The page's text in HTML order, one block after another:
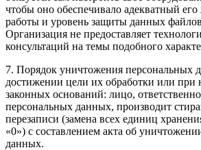
чтобы оно обеспечивало адекватный
работы и уровень защиты данных
Организация не предоставляет
консультаций на темы подобного
7. Порядок уничтожения персональных
достижении цели их обработки или при
законных оснований: лицо,
персональных данных, производит
перезаписи (замена всех единиц
«0») с составлением акта об
данных.